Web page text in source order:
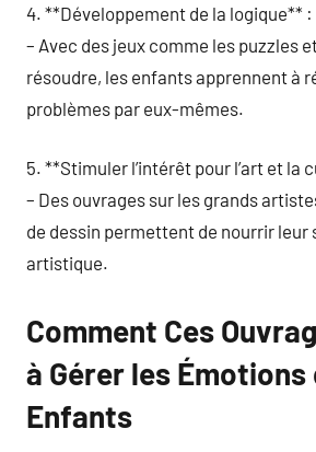
4. **Développement de la logique** :
– Avec des jeux comme les puzzles
résoudre, les enfants apprennent à
problèmes par eux-mêmes.
5. **Stimuler l’intérêt pour l’art et la
– Des ouvrages sur les grands
de dessin permettent de nourrir leur
artistique.
Comment Ces
à Gérer les Émotions
Enfants